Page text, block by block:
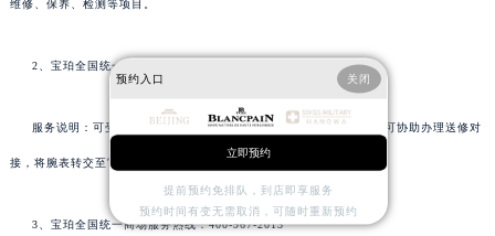
维修、保养、检测等项目。
2、宝珀全国统一专柜咨询热线：400-801-5523
服务说明：可受理售后维修服务，专柜虽不直接提供维修服务，但可协助办理送修对
接，将腕表转交至官方售后中心处理。
3、宝珀全国统一商场服务热线：400-967-2013
预约入口 关闭
立即预约
提前预约免排队，到店即享服务
预约时间有变无需取消，可随时重新预约